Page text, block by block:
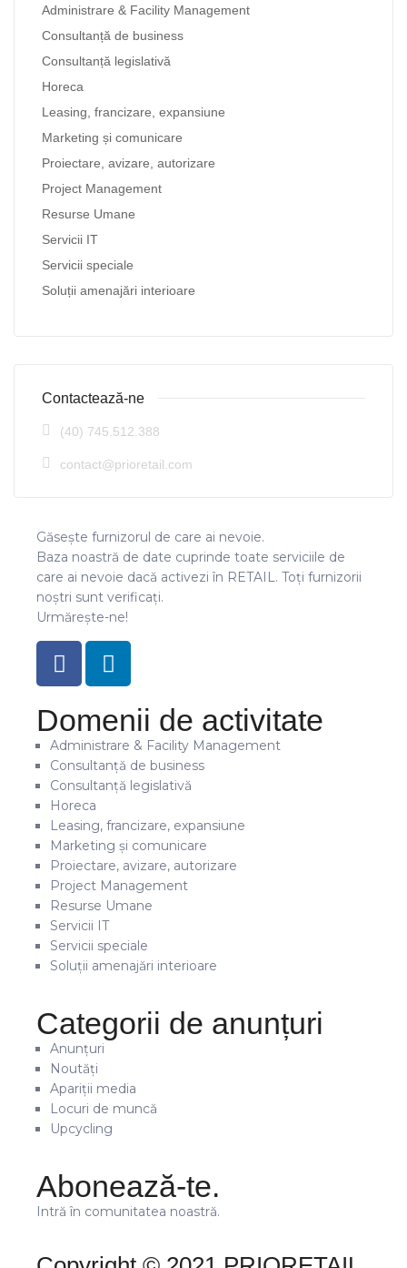
Administrare & Facility Management
Consultanță de business
Consultanță legislativă
Horeca
Leasing, francizare, expansiune
Marketing și comunicare
Proiectare, avizare, autorizare
Project Management
Resurse Umane
Servicii IT
Servicii speciale
Soluții amenajări interioare
Contactează-ne
(40) 745.512.388
contact@prioretail.com
Găsește furnizorul de care ai nevoie.
Baza noastră de date cuprinde toate serviciile de
care ai nevoie dacă activezi în RETAIL. Toți furnizorii
noștri sunt verificați.
Urmărește-ne!
Domenii de activitate
Administrare & Facility Management
Consultanță de business
Consultanță legislativă
Horeca
Leasing, francizare, expansiune
Marketing și comunicare
Proiectare, avizare, autorizare
Project Management
Resurse Umane
Servicii IT
Servicii speciale
Soluții amenajări interioare
Categorii de anunțuri
Anunțuri
Noutăți
Apariții media
Locuri de muncă
Upcycling
Abonează-te.
Intră în comunitatea noastră.